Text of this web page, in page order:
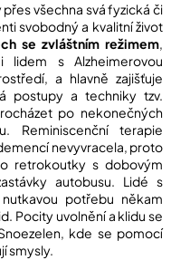
přes všechna svá fyzická či
svobodný a kvalitní život
se zvláštním režimem,
s Alzheimerovou
a hlavně zajišťuje
postupy a techniky tzv.
po nekonečných
Reminiscenční terapie
nevyvracela, proto
retrokoutky s dobovým
autobusu. Lidé s
potřebu někam
Pocity uvolnění a klidu se
kde se pomocí
smysly.